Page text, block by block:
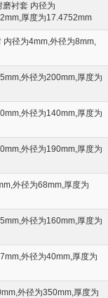
衬套 内径为
厚度为17.4752mm
内径为4mm,外径为8mm,
外径为200mm,厚度为
外径为140mm,厚度为
外径为190mm,厚度为
外径为68mm,厚度为
外径为160mm,厚度为
外径为40mm,厚度为
外径为350mm,厚度为